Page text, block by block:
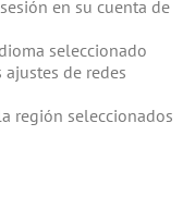
en su cuenta de
seleccionado
de redes
región seleccionados